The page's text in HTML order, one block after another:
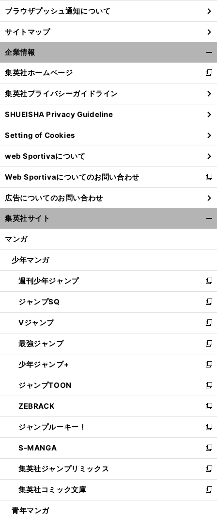
ブラウザプッシュ通知について
サイトマップ
企業情報
閉
る
集英社ホームページ
新
し
い
ウ
ィ
ン
ド
ウ
で
開
く
集英社プライバシーガイドライン
SHUEISHA Privacy Guideline
Setting of Cookies
web Sportivaについて
Web Sportivaについてのお問い合わせ
新
し
い
ウ
ィ
ン
ウ
開
く
広告についてのお問い合わせ
集英社サイト
マンガ
少年マンガ
週刊少年ジャンプ
新
し
い
ウ
ィ
ン
ド
ウ
で
開
く
ジャンプSQ
新
し
い
ウ
ィ
ン
ド
ウ
で
開
く
Vジャンプ
新
し
い
ウ
ィ
ン
ド
ウ
で
開
く
最強ジャンプ
新
し
い
ウ
ィ
ン
ド
ウ
で
開
く
少年ジャンプ+
新
し
い
ウ
ィ
ン
ド
ウ
で
開
く
ジャンプTOON
新
し
い
ウ
ィ
ン
ド
ウ
で
開
く
ZEBRACK
新
し
い
ウ
ィ
ン
ド
ウ
で
開
ジャンプルーキー！
新
し
い
ウ
ィ
ン
ド
ウ
S-MANGA
新
し
い
ウ
ィ
ン
集英社ジャンプリミックス
新
し
い
ウ
集英社コミック文庫
新
し
青年マンガ